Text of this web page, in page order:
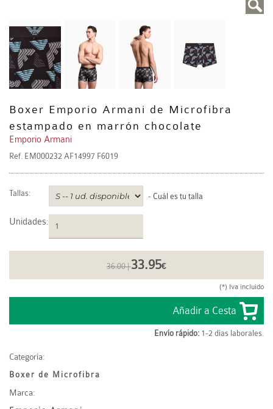
Boxer Emporio Armani de Microfibra
estampado en marrón chocolate
Emporio Armani
Ref. EM000232 AF14997 F6019
Tallas: - Cuál es tu talla
Unidades:
36.00 |33.95€
(*) Iva incluido
Envío rápido: 1-2 días laborales.
Categoría:
Boxer de Microfibra
Marca: